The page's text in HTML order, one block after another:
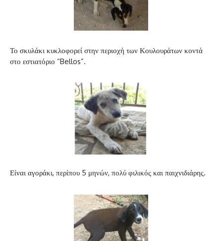
Το σκυλάκι κυκλοφορεί στην περιοχή των Κουλουράτων κοντά
στο εστιατόριο “Bellos”.
Είναι αγοράκι, περίπου 5 μηνών, πολύ φιλικός και παιχνιδιάρης.